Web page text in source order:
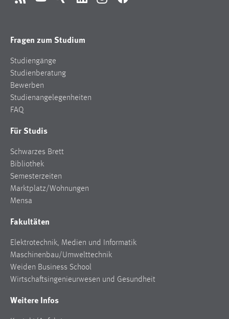
RSS YouTubeXing LinkedInInstagramFacebook
Fragen zum Studium
Studiengänge
Studienberatung
Bewerben
Studienangelegenheiten
FAQ
Für Studis
Schwarzes Brett
Bibliothek
Semesterzeiten
Marktplatz/Wohnungen
Mensa
Fakultäten
Elektrotechnik, Medien und Informatik
Maschinenbau/Umwelttechnik
Weiden Business School
Wirtschaftsingenieurwesen und Gesundheit
Weitere Infos
unsere Besucher unsere Website nutzen.
_pk_ref, _pk_cvar, _pk_id, _pk_ses
Zweck:
Zugriffsstatistik
MARKETING
Marketing Cookies werden von Drittanbietern
verwendet, um personalisierte Werbung anzuzeigen.
Sie tun dies, indem sie Besucher über Websites
Google Ads
Name:
_gcl_au
Google Ireland Limited